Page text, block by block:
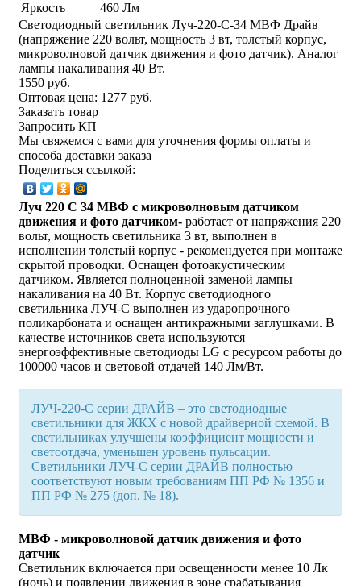
Яркость
460 Лм
Светодиодный светильник Луч-220-С-34 МВФ Драйв
(напряжение 220 вольт, мощность 3 вт, толстый корпус,
микроволновой датчик движения и фото датчик). Аналог
лампы накаливания 40 Вт.
1550 руб.
Оптовая цена: 1277 руб.
Заказать товар
Запросить КП
Мы свяжемся с вами для уточнения формы оплаты и
способа доставки заказа
Поделиться ссылкой:
Луч 220 С 34 МВФ с микроволновым датчиком
движения и фото датчиком- работает от напряжения 220
вольт, мощность светильника 3 вт, выполнен в
исполнении толстый корпус - рекомендуется при монтаже
скрытой проводки. Оснащен фотоакустическим
датчиком. Является полноценной заменой лампы
накаливания на 40 Вт. Корпус светодиодного
светильника ЛУЧ-С выполнен из ударопрочного
поликарбоната и оснащен антикражными заглушками. В
качестве источников света используются
энергоэффективные светодиоды LG с ресурсом работы до
100000 часов и световой отдачей 140 Лм/Вт.
ЛУЧ-220-С серии ДРАЙВ – это светодиодные
светильники для ЖКХ с новой драйверной схемой. В
светильниках улучшены коэффициент мощности и
светоотдача, уменьшен уровень пульсации.
Светильники ЛУЧ-С серии ДРАЙВ полностью
соответствуют новым требованиям ПП РФ № 1356 и
ПП РФ № 275 (доп. № 18).
МВФ - микроволновой датчик движения и фото
датчик
Светильник включается при освещенности менее 10 Лк
(ночь) и появлении движения в зоне срабатывания